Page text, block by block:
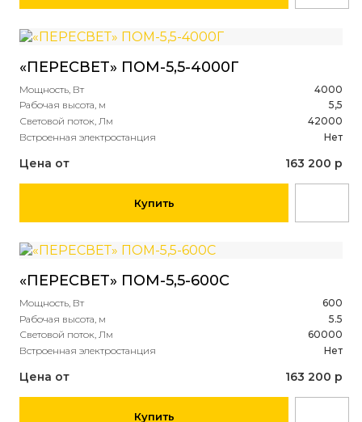
«ПЕРЕСВЕТ» ПОМ-5,5-4000Г
Мощность, Вт
4000
Рабочая высота, м
5,5
Световой поток, Лм
42000
Встроенная электростанция
Нет
Цена от 163 200 р
Купить
«ПЕРЕСВЕТ» ПОМ-5,5-600С
Мощность, Вт
600
Рабочая высота, м
5.5
Световой поток, Лм
60000
Встроенная электростанция
Нет
Цена от 163 200 р
Купить